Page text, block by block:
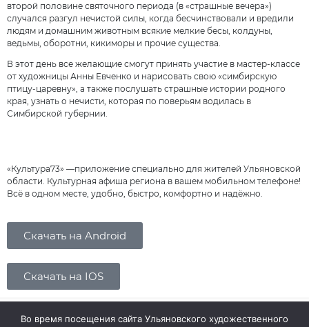
второй половине святочного периода (в «страшные вечера»)
случался разгул нечистой силы, когда бесчинствовали и вредили
людям и домашним животным всякие мелкие бесы, колдуны,
ведьмы, оборотни, кикиморы и прочие существа.
В этот день все желающие смогут принять участие в мастер-классе
от художницы Анны Евченко и нарисовать свою «симбирскую
птицу-царевну», а также послушать страшные истории родного
края, узнать о нечисти, которая по поверьям водилась в
Симбирской губернии.
«Культура73» —приложение специально для жителей Ульяновской
области. Культурная афиша региона в вашем мобильном телефоне!
Всё в одном месте, удобно, быстро, комфортно и надёжно.
Скачать на Android
Скачать на IOS
Во время посещения сайта Ульяновского художественного